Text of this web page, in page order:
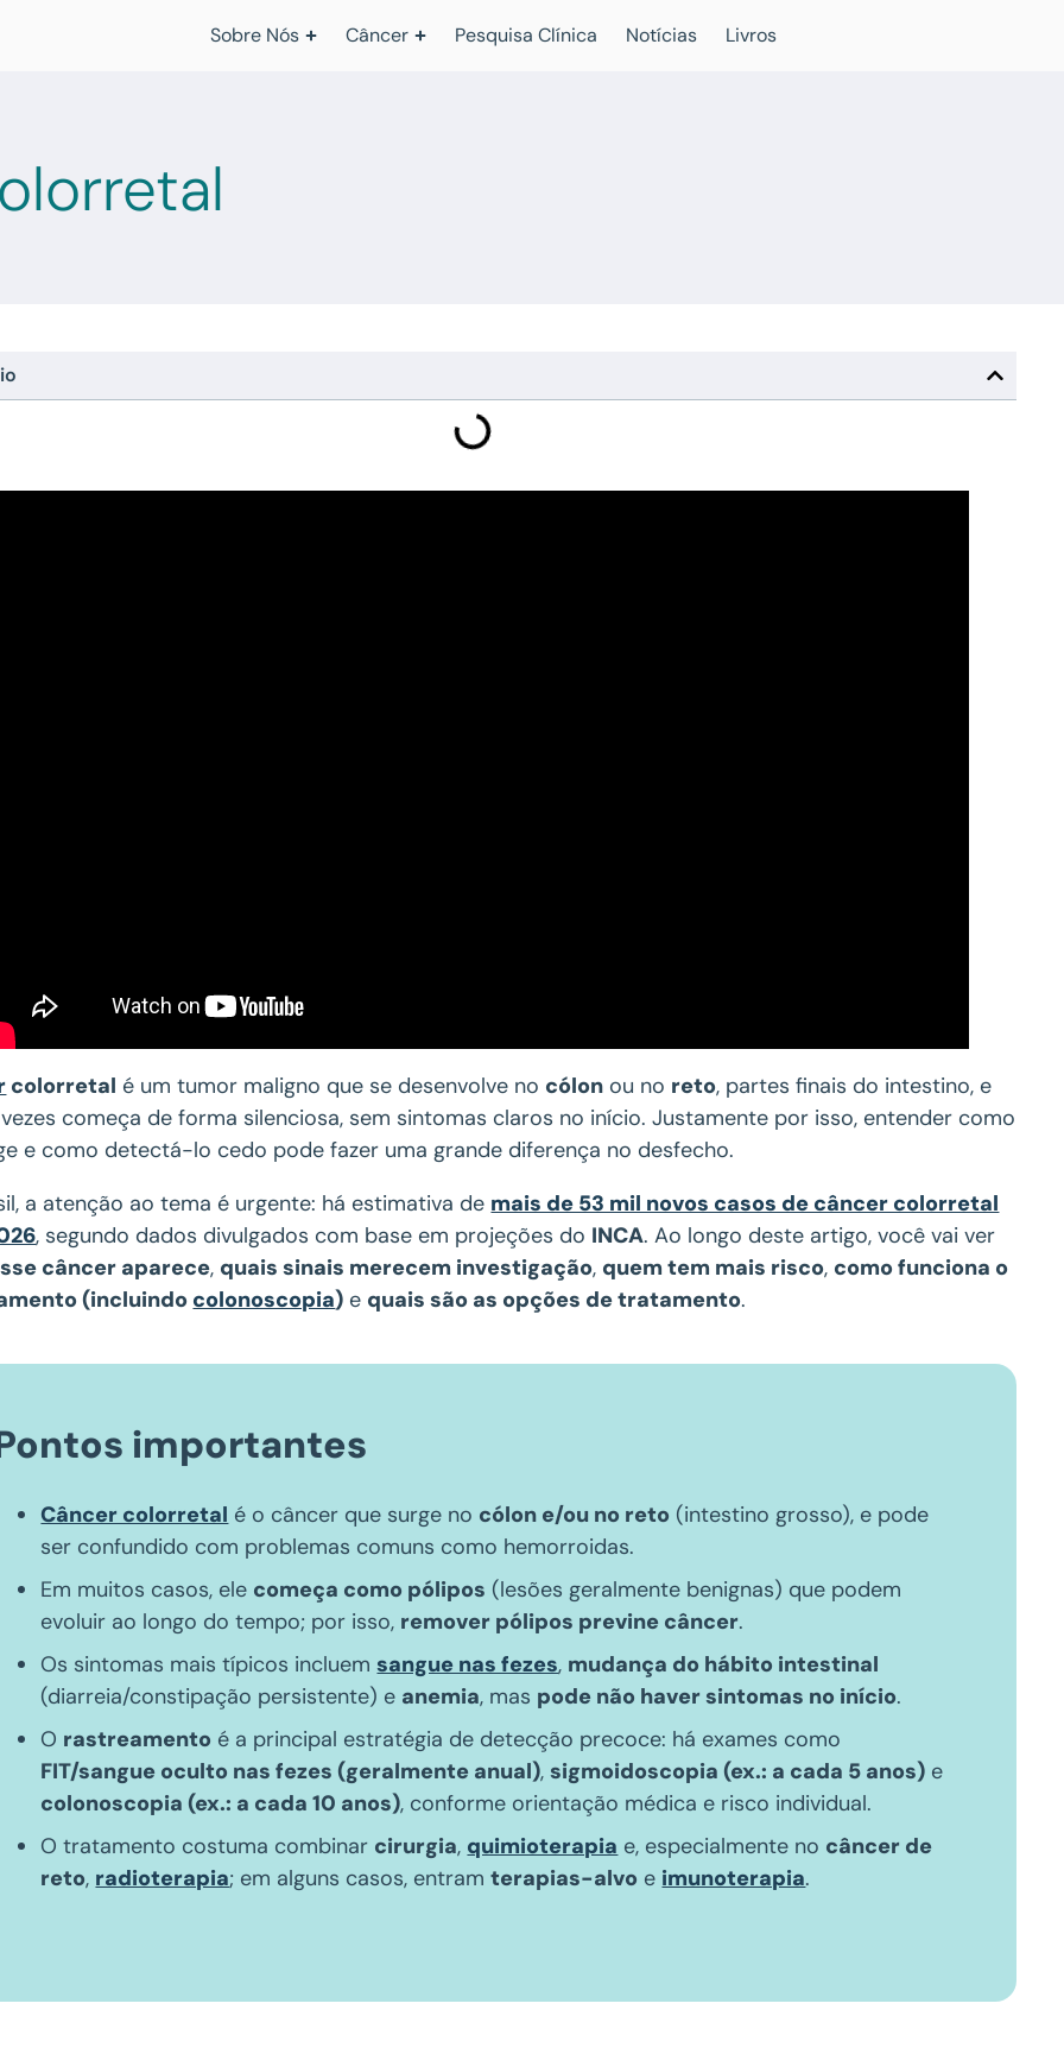
Sobre Nós Câncer Pesquisa Clínica Notícias Livros
colorretal é um tumor maligno que se desenvolve no cólon ou no reto, partes finais do intestino, e
começa de forma silenciosa, sem sintomas claros no início. Justamente por isso, entender como
e como detectá-lo cedo pode fazer uma grande diferença no desfecho.
a atenção ao tema é urgente: há estimativa de mais de 53 mil novos casos de câncer colorretal
, segundo dados divulgados com base em projeções do INCA. Ao longo deste artigo, você vai ver
câncer aparece, quais sinais merecem investigação, quem tem mais risco, como funciona o
(incluindo colonoscopia) e quais são as opções de tratamento.
importantes
Câncer colorretal é o câncer que surge no cólon e/ou no reto (intestino grosso), e pode
ser confundido com problemas comuns como hemorroidas.
Em muitos casos, ele começa como pólipos (lesões geralmente benignas) que podem
evoluir ao longo do tempo; por isso, remover pólipos previne câncer.
Os sintomas mais típicos incluemsangue nas fezes, mudança do hábito intestinal
(diarreia/constipação persistente) e anemia, mas pode não haver sintomas no início.
O rastreamento é a principal estratégia de detecção precoce: há exames como
FIT/sangue oculto nas fezes (geralmente anual),sigmoidoscopia (ex.: a cada 5 anos) e
colonoscopia (ex.: a cada 10 anos), conforme orientação médica e risco individual.
O tratamento costuma combinar cirurgia, quimioterapia e, especialmente no câncer de
reto, radioterapia; em alguns casos, entramterapias-alvo e imunoterapia.